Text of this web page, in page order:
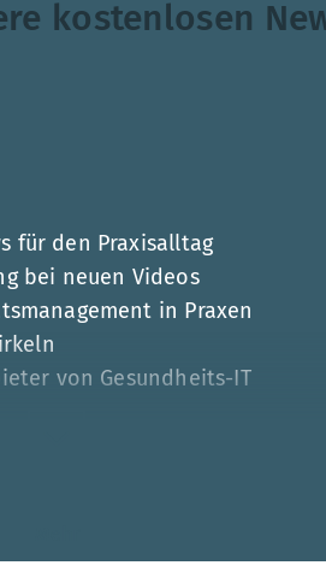
kostenlosen
für den Praxisalltag
bei neuen Videos
in Praxen
von Gesundheits-IT